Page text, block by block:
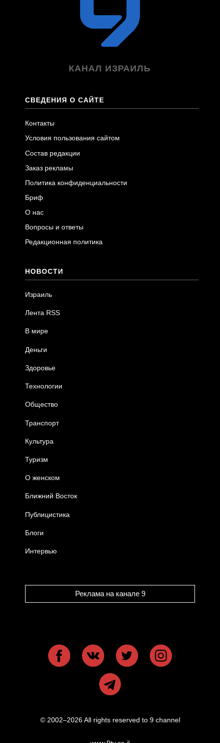
КАНАЛ ИЗРАИЛЬ
СВЕДЕНИЯ О САЙТЕ
Контакты
Условия пользования сайтом
Состав редакции
Заказ рекламы
Политика конфиденциальности
Бриф
О нас
Вопросы и ответы
Редакционная политика
НОВОСТИ
Израиль
Лента RSS
В мире
Деньги
Здоровье
Технологии
Общество
Транспорт
Культура
Туризм
О женском
Ближний Восток
Публицистика
Блоги
Интервью
Реклама на канале 9
© 2002–2026 All rights reserved to 9 channel